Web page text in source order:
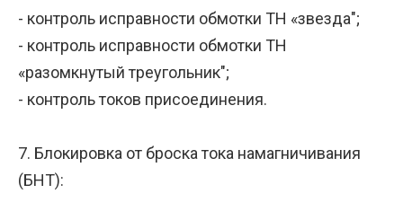
- контроль исправности обмотки ТН «звезда";
- контроль исправности обмотки ТН
«разомкнутый треугольник";
- контроль токов присоединения.
7. Блокировка от броска тока намагничивания
(БНТ):